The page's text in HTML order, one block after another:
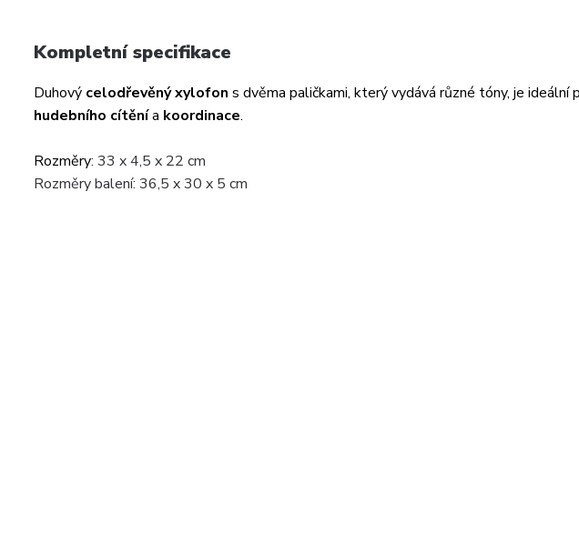
Kompletní specifikace
Duhový celodřevěný xylofon s dvěma paličkami, který vydává různé tóny, je ideální
hudebního cítěnía koordinace.
Rozměry: 33 x 4,5 x 22 cm
Rozměry balení: 36,5 x 30 x 5 cm